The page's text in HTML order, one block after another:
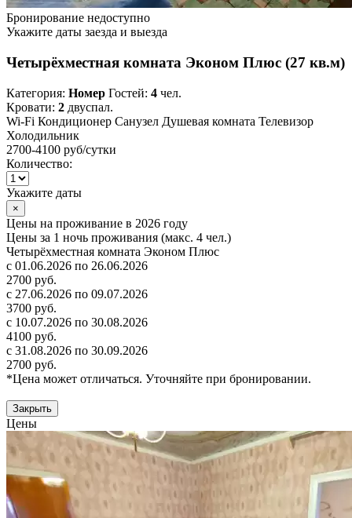
Бронирование недоступно
Укажите даты заезда и выезда
Четырёхместная комната Эконом Плюс (27 кв.м)
Категория: Номер Гостей: 4 чел.
Кровати: 2 двуспал.
Wi-Fi Кондиционер Санузел Душевая комната Телевизор
Холодильник
2700-4100 руб/сутки
Количество:
Укажите даты
×
Цены на проживание в 2026 году
Цены за 1 ночь проживания (макс. 4 чел.)
Четырёхместная комната Эконом Плюс
с 01.06.2026 по 26.06.2026
2700 руб.
с 27.06.2026 по 09.07.2026
3700 руб.
с 10.07.2026 по 30.08.2026
4100 руб.
с 31.08.2026 по 30.09.2026
2700 руб.
*Цена может отличаться. Уточняйте при бронировании.
Закрыть
Цены